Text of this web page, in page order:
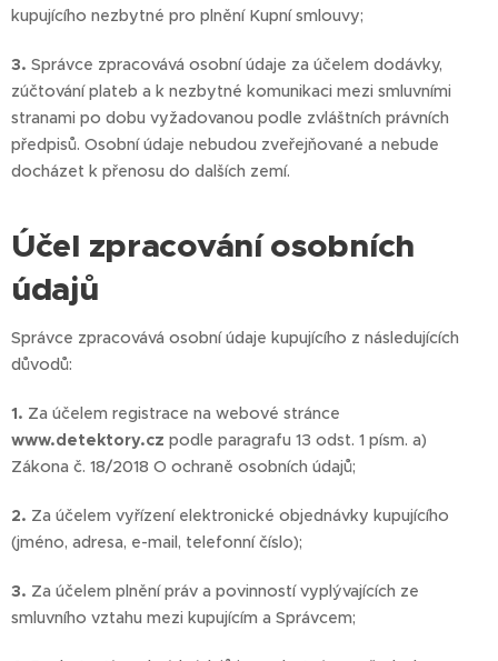
kupujícího nezbytné pro plnění Kupní smlouvy;
3. Správce zpracovává osobní údaje za účelem dodávky,
zúčtování plateb a k nezbytné komunikaci mezi smluvními
stranami po dobu vyžadovanou podle zvláštních právních
předpisů. Osobní údaje nebudou zveřejňované a nebude
docházet k přenosu do dalších zemí.
Účel zpracování osobních
údajů
Správce zpracovává osobní údaje kupujícího z následujících
důvodů:
1. Za účelem registrace na webové stránce
www.detektory.cz podle paragrafu 13 odst. 1 písm. a)
Zákona č. 18/2018 O ochraně osobních údajů;
2. Za účelem vyřízení elektronické objednávky kupujícího
(jméno, adresa, e-mail, telefonní číslo);
3. Za účelem plnění práv a povinností vyplývajících ze
smluvního vztahu mezi kupujícím a Správcem;